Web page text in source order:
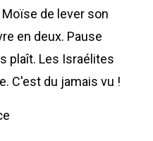
de lever son
en deux. Pause
plaît. Les Israélites
C'est du jamais vu !